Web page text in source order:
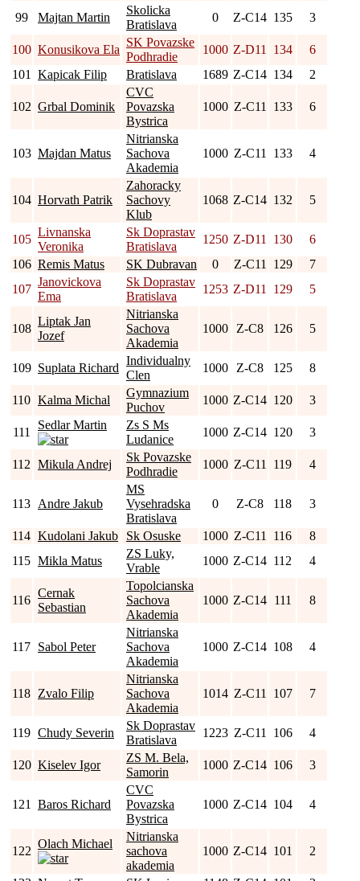
99 Majtan Martin
Skolicka
Bratislava
0 Z-C14 135 3
100 Konusikova Ela
SK Povazske
Podhradie
1000 Z-D11 134
6
101
Kapicak Filip Bratislava 1689 Z-C14 134 2
102 Grbal Dominik
CVC
Povazska
Bystrica
1000 Z-C11 133 6
103 Majdan Matus
Nitrianska
Sachova
Akademia
1000 Z-C11 133 4
104 Horvath Patrik
Zahoracky
Sachovy
Klub
1068 Z-C14 132 5
105
Livnanska
Veronika
Sk Doprastav
Bratislava
1250 Z-D11 130
6
106 Remis Matus SK Dubravan 0 Z-C11 129
7
107
Janovickova
Ema
Sk Doprastav
Bratislava
1253 Z-D11 129 5
108
Liptak Jan
Jozef
Nitrianska
Sachova
Akademia
1000 Z-C8 126 5
109 Suplata Richard
Individualny
Clen
1000 Z-C8 125 8
110 Kalma Michal
Gymnazium
Puchov
1000 Z-C14 120 3
111
Sedlar Martin
Zs S Ms
Ludanice
1000 Z-C14 120 3
112 Mikula Andrej
Sk Povazske
Podhradie
1000 Z-C11 119 4
113 Andre Jakub
MS
Vysehradska
Bratislava
0 Z-C8 118 3
114 Kudolani Jakub Sk Osuske 1000 Z-C11 116
8
115 Mikla Matus
ZS Luky,
Vrable
1000 Z-C14 112 4
116
Cernak
Sebastian
Topolcianska
Sachova
Akademia
1000 Z-C14 111 8
117 Sabol Peter
Nitrianska
Sachova
Akademia
1000 Z-C14 108 4
118 Zvalo Filip
Nitrianska
Sachova
Akademia
1014 Z-C11 107 7
119 Chudy Severin
Sk Doprastav
Bratislava
1223 Z-C11 106 4
120 Kiselev Igor
ZS M. Bela,
Samorin
1000 Z-C14 106 3
121 Baros Richard
CVC
Povazska
Bystrica
1000 Z-C14 104 4
122
Olach Michael
Nitrianska
sachova
akademia
1000 Z-C14 101 2